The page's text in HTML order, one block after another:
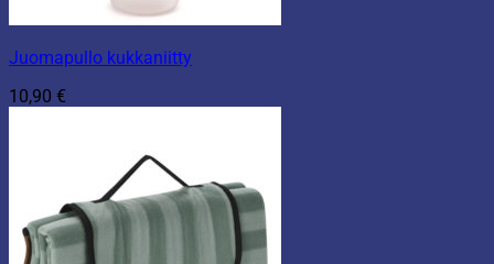
Juomapullo kukkaniitty
10,90 €